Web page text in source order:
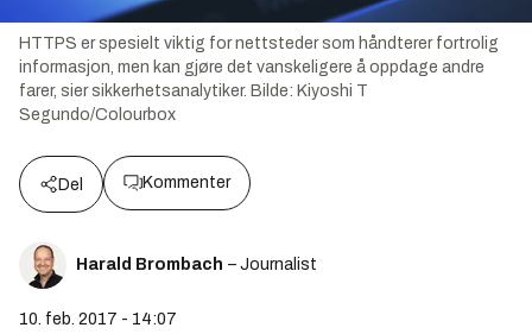
HTTPS er spesielt viktig for nettsteder som håndterer fortrolig
informasjon, men kan gjøre det vanskeligere å oppdage andre
farer, sier sikkerhetsanalytiker. Bilde: Kiyoshi T
Segundo/Colourbox
Del Kommenter
Harald Brombach – Journalist
10. feb. 2017 - 14:07